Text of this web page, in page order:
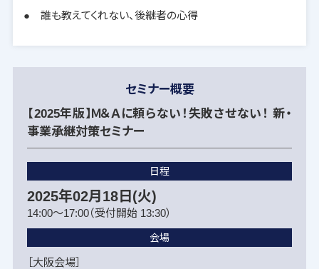
● 誰も教えてくれない、後継者の心得
セミナー概要
【2025年版】Ｍ＆Ａに頼らない！失敗させない！ 新・
事業承継対策セミナー
日程
2025年02月18日(火)
14:00～17:00（受付開始 13:30）
会場
［大阪会場］